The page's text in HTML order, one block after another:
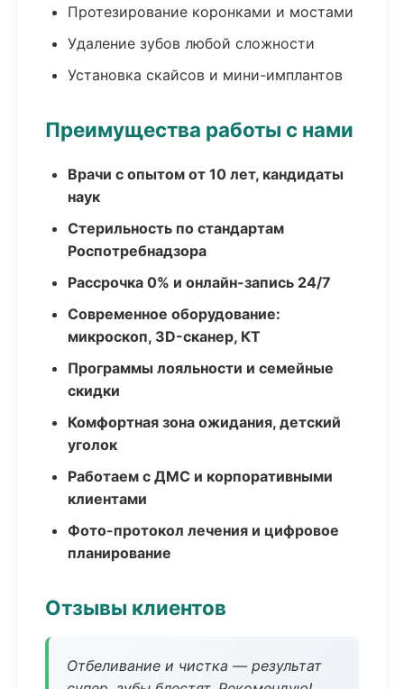
Протезирование коронками и мостами
Удаление зубов любой сложности
Установка скайсов и мини-имплантов
Преимущества работы с нами
Врачи с опытом от 10 лет, кандидаты
наук
Стерильность по стандартам
Роспотребнадзора
Рассрочка 0% и онлайн-запись 24/7
Современное оборудование:
микроскоп, 3D-сканер, КТ
Программы лояльности и семейные
скидки
Комфортная зона ожидания, детский
уголок
Работаем с ДМС и корпоративными
клиентами
Фото-протокол лечения и цифровое
планирование
Отзывы клиентов
Отбеливание и чистка — результат